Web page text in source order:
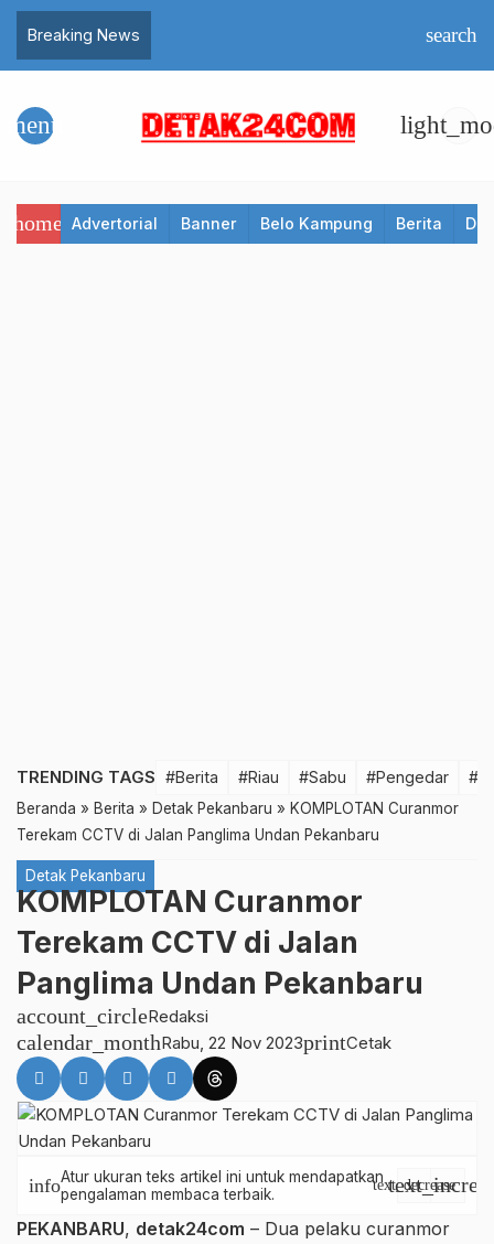
Breaking News search
menu
home Advertorial Banner Belo Kampung Berita
TRENDING TAGS #Berita #Riau #Sabu #Pengedar
Beranda » Berita » Detak Pekanbaru » KOMPLOTAN Curanmor
Terekam CCTV di Jalan Panglima Undan Pekanbaru
Detak Pekanbaru
KOMPLOTAN Curanmor
Terekam CCTV di Jalan
Panglima Undan Pekanbaru
account_circleRedaksi
calendar_monthRabu, 22 Nov 2023printCetak
infoAtur ukuran teks artikel ini untuk mendapatkan
pengalaman membaca terbaik.
text_decrease
PEKANBARU, detak24com – Dua pelaku curanmor